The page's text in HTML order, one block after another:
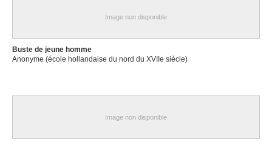
Image non disponible
Buste de jeune homme
Anonyme (école hollandaise du nord du XVIIe siècle)
Image non disponible